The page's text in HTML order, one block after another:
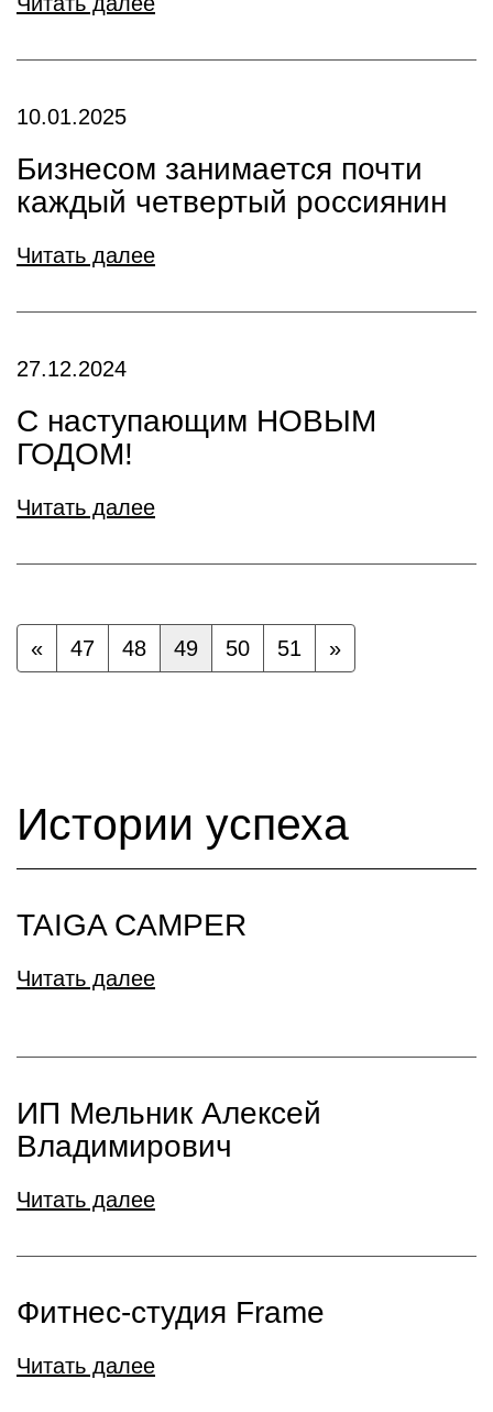
10.01.2025
Бизнесом занимается почти
каждый четвертый россиянин
Читать далее
27.12.2024
С наступающим НОВЫМ
ГОДОМ!
Читать далее
« 47 48 49 50 51 »
Истории успеха
TAIGA CAMPER
Читать далее
ИП Мельник Алексей
Владимирович
Читать далее
Фитнес-студия Frame
Читать далее